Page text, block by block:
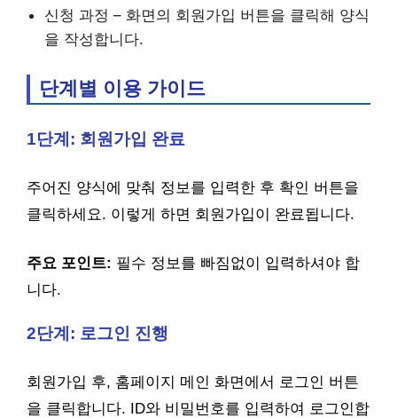
신청 과정 – 화면의 회원가입 버튼을 클릭해 양식
을 작성합니다.
단계별 이용 가이드
1단계: 회원가입 완료
주어진 양식에 맞춰 정보를 입력한 후 확인 버튼을
클릭하세요. 이렇게 하면 회원가입이 완료됩니다.
주요 포인트: 필수 정보를 빠짐없이 입력하셔야 합
니다.
2단계: 로그인 진행
회원가입 후, 홈페이지 메인 화면에서 로그인 버튼
을 클릭합니다. ID와 비밀번호를 입력하여 로그인합